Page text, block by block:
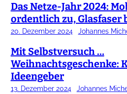
Das Netze-Jahr 2024:
ordentlich zu, Glasfaser
20. Dezember 2024 Johannes
Mit Selbstversuch …
Weihnachtsgeschenke:
Ideengeber
13. Dezember 2024 Johannes